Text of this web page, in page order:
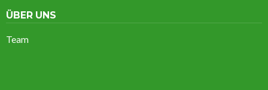
ÜBER UNS
Team